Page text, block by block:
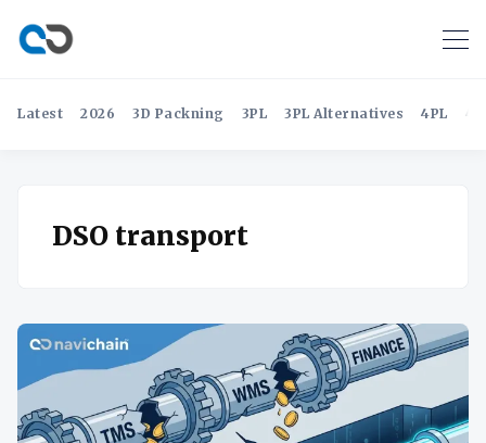
Latest 2026 3D Packning 3PL 3PL Alternatives 4PL
DSO transport